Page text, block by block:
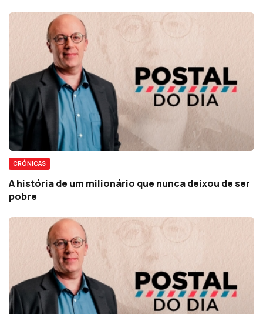
CRÓNICAS
A história de um milionário que nunca deixou de ser
pobre